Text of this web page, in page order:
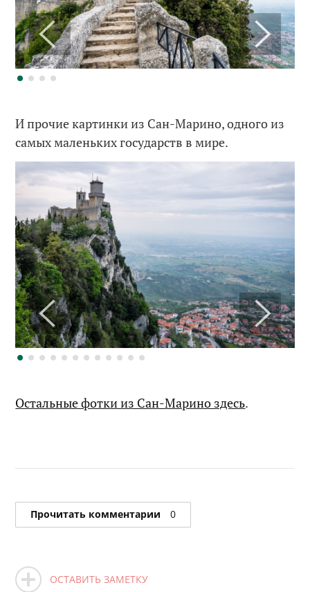
И прочие картинки из Сан-Марино, одного из
самых маленьких государств в мире.
Остальные фотки из Сан-Марино здесь.
Прочитать комментарии 0
ОСТАВИТЬ ЗАМЕТКУ